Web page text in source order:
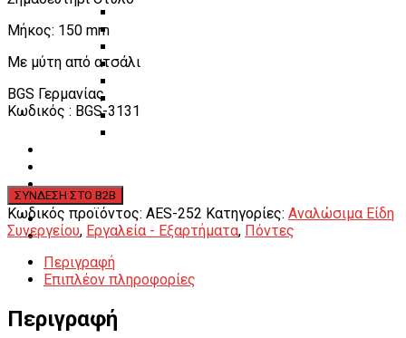
Εργαλεία Χειρός
Διάφορα Είδη Φανοποιείου
VIDEO & ΝΕΑ
ΕΠΙΚΟΙΝΩΝΙΑ
B2B
ΕΝ
Μήκος: 150 mm
Με μύτη από ατσάλι
BGS Γερμανίας
Κωδικός : BGS-3131
Κωδικός προϊόντος: AES-252 Κατηγορίες: Αναλώσιμα Είδη
Συνεργείου, Εργαλεία - Εξαρτήματα, Πόντες
Περιγραφή
Επιπλέον πληροφορίες
Περιγραφή